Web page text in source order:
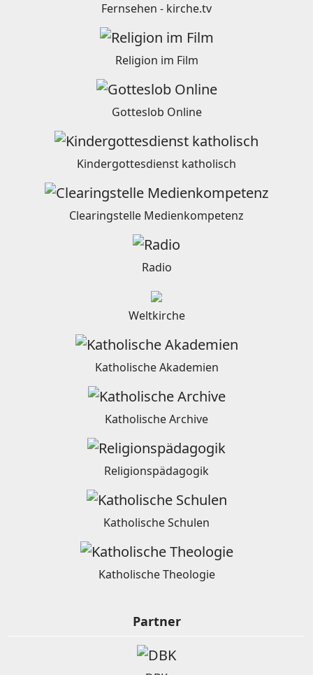
Fernsehen - kirche.tv
Religion im Film
Gotteslob Online
Kindergottesdienst katholisch
Clearingstelle Medienkompetenz
Radio
Weltkirche
Katholische Akademien
Katholische Archive
Religionspädagogik
Katholische Schulen
Katholische Theologie
Partner